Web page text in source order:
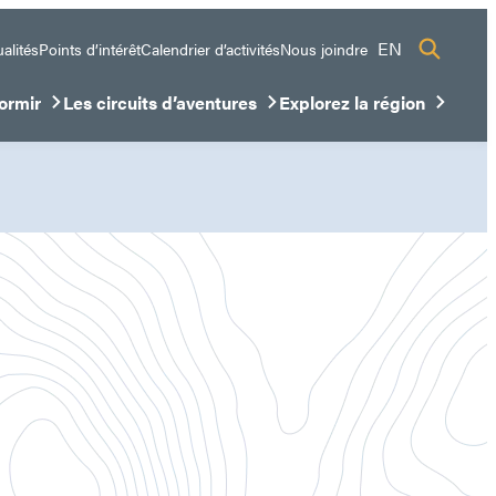
Points d’intérêtCalendrier d’activitésNous joindre EN
menu
Fermer le sous-menu
Les circuits d’aventures
Ouvrir/Fermer le sous-menuExplorez la région
Ouvrir/Fermer le sous-